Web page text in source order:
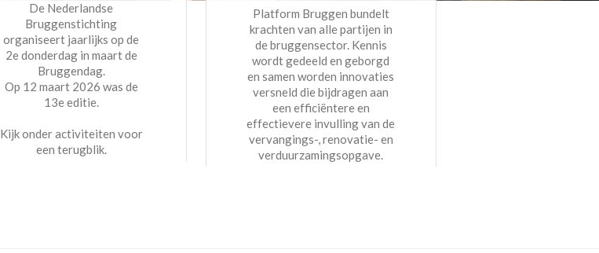
De Nederlandse
Bruggenstichting
organiseert jaarlijks op de
2e donderdag in maart de
Bruggendag.
Op 12 maart 2026 was de
13e editie.
Kijk onder activiteiten voor
een terugblik.
Platform Bruggen bundelt
krachten van alle partijen in
de bruggensector. Kennis
wordt gedeeld en geborgd
en samen worden innovaties
versneld die bijdragen aan
een efficiëntere en
effectievere invulling van de
vervangings-, renovatie- en
verduurzamingsopgave.